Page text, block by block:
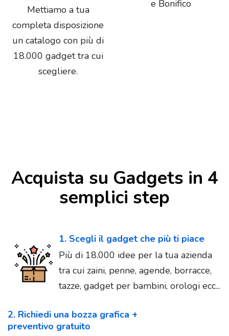
Mettiamo a tua
completa disposizione
un catalogo con più di
18.000 gadget tra cui
scegliere.
e Bonifico
Acquista su Gadgets in 4
semplici step
1. Scegli il gadget che più ti piace
Più di 18.000 idee per la tua azienda
tra cui zaini, penne, agende, borracce,
tazze, gadget per bambini, orologi ecc...
2. Richiedi una bozza grafica +
preventivo gratuito